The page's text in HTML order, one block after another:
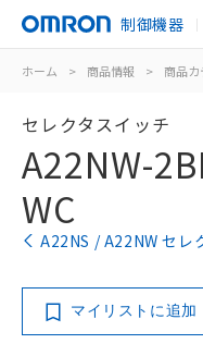
制御機器
ホーム > 商品情報 > 商品カ
セレクタスイッチ
A22NW-
WC
A22NS / A22NW セレ
マイリストに追加